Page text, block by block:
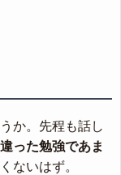
か。先程も話し
った勉強であま
ないはず。